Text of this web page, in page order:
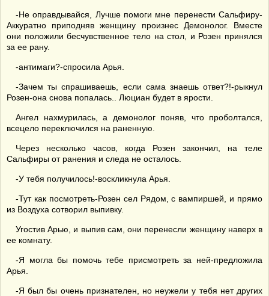
-Не оправдывайся, Лучше помоги мне перенести Сальфиру-
Аккуратно приподняв женщину произнес Демонолог. Вместе
они положили бесчувственное тело на стол, и Розен принялся
за ее рану.
-антимаги?-спросила Арья.
-Зачем ты спрашиваешь, если сама знаешь ответ?!-рыкнул
Розен-она снова попалась.. Люциан будет в ярости.
Ангел нахмурилась, а демонолог поняв, что проболтался,
всецело переключился на раненную.
Через несколько часов, когда Розен закончил, на теле
Сальфиры от ранения и следа не осталось.
-У тебя получилось!-воскликнула Арья.
-Тут как посмотреть-Розен сел Рядом, с вампиршей, и прямо
из Воздуха сотворил выпивку.
Угостив Арью, и выпив сам, они перенесли женщину наверх в
ее комнату.
-Я могла бы помочь тебе присмотреть за ней-предложила
Арья.
-Я был бы очень признателен, но неужели у тебя нет других